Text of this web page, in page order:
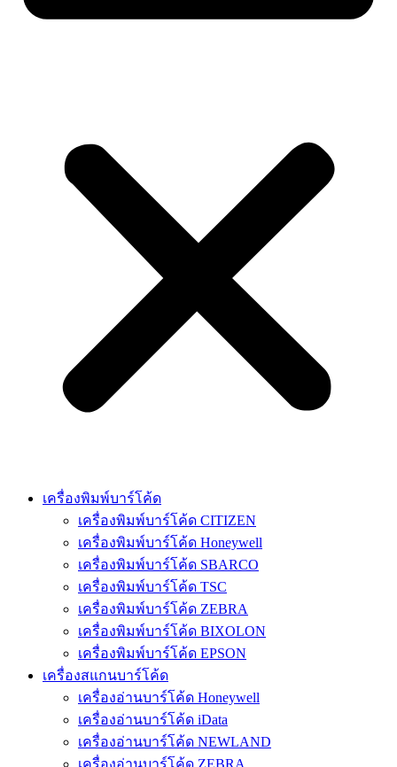
เครื่องพิมพ์บาร์โค้ด
เครื่องพิมพ์บาร์โค้ด CITIZEN
เครื่องพิมพ์บาร์โค้ด Honeywell
เครื่องพิมพ์บาร์โค้ด SBARCO
เครื่องพิมพ์บาร์โค้ด TSC
เครื่องพิมพ์บาร์โค้ด ZEBRA
เครื่องพิมพ์บาร์โค้ด BIXOLON
เครื่องพิมพ์บาร์โค้ด EPSON
เครื่องสแกนบาร์โค้ด
เครื่องอ่านบาร์โค้ด Honeywell
เครื่องอ่านบาร์โค้ด iData
เครื่องอ่านบาร์โค้ด NEWLAND
เครื่องอ่านบาร์โค้ด ZEBRA